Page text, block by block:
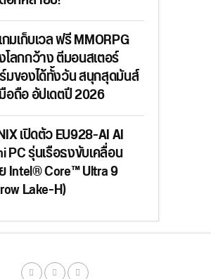
กมเก็บเวล ฟรี MMORPG
ลกกว้าง ตีมอนสเตอร์
มของได้ทั้งวัน สนุกสุดมันส์
อถือ อัปเดตปี 2026
เปิดตัว EU928-AI AI
PC รุ่นเรือธงขับเคลื่อน
Intel® Core™ Ultra 9
Lake-H)